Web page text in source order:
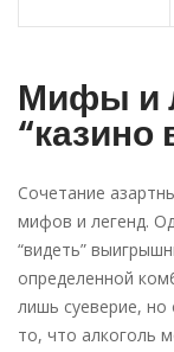
Мифы и
“казино
Сочетание
мифов и легенд.
“видеть”
определенной
лишь суеверие,
то, что алкоголь